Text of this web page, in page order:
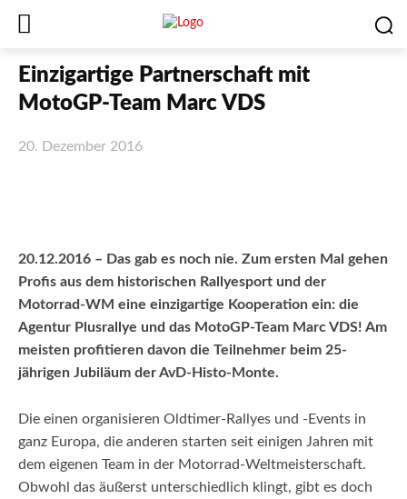
Einzigartige Partnerschaft mit
MotoGP-Team Marc VDS
20. Dezember 2016
20.12.2016 – Das gab es noch nie. Zum ersten Mal gehen
Profis aus dem historischen Rallyesport und der
Motorrad-WM eine einzigartige Kooperation ein: die
Agentur Plusrallye und das MotoGP-Team Marc VDS! Am
meisten profitieren davon die Teilnehmer beim 25-
jährigen Jubiläum der AvD-Histo-Monte.
Die einen organisieren Oldtimer-Rallyes und -Events in
ganz Europa, die anderen starten seit einigen Jahren mit
dem eigenen Team in der Motorrad-Weltmeisterschaft.
Obwohl das äußerst unterschiedlich klingt, gibt es doch